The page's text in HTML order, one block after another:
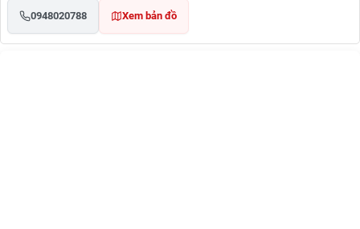
0948020788 Xem bản đồ